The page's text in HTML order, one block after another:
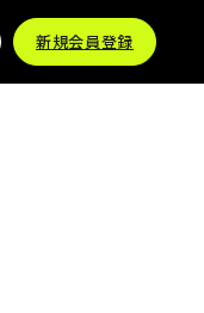
新規会員登録